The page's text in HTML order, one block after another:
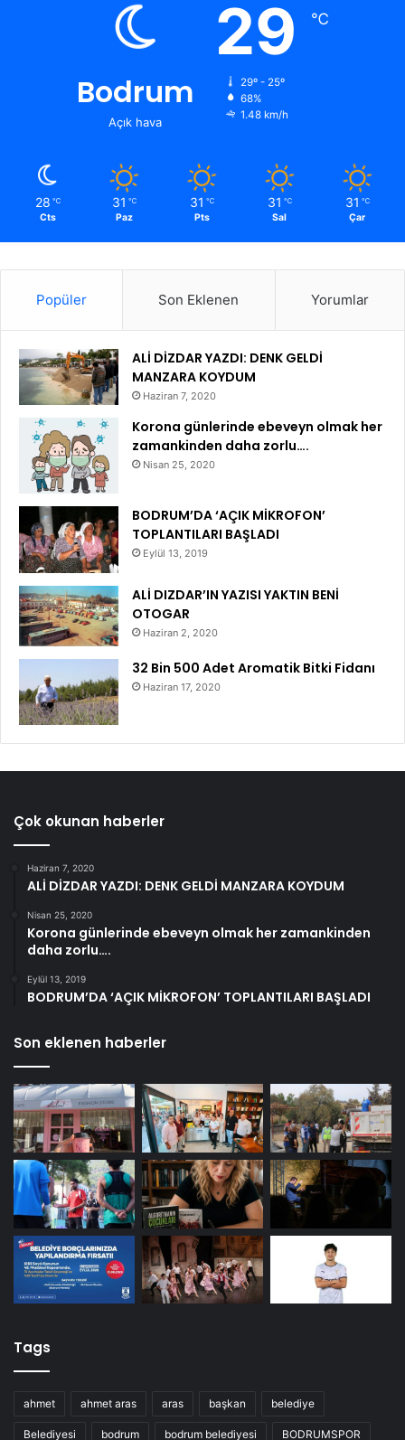
Bodrum
Açık hava
29 ℃
29º - 25º
68%
1.48 km/h
28 ℃
Cts
31 ℃
Paz
31 ℃
Pts
31 ℃
Sal
31 ℃
Çar
Popüler Son Eklenen Yorumlar
ALİ DİZDAR YAZDI: DENK GELDİ
MANZARA KOYDUM
Haziran 7, 2020
Korona günlerinde ebeveyn olmak her
zamankinden daha zorlu….
Nisan 25, 2020
BODRUM’DA ‘AÇIK MİKROFON’
TOPLANTILARI BAŞLADI
Eylül 13, 2019
ALİ DIZDAR’IN YAZISI YAKTIN BENİ
OTOGAR
Haziran 2, 2020
32 Bin 500 Adet Aromatik Bitki Fidanı
Haziran 17, 2020
Çok okunan haberler
Haziran 7, 2020
ALİ DİZDAR YAZDI: DENK GELDİ MANZARA KOYDUM
Nisan 25, 2020
Korona günlerinde ebeveyn olmak her zamankinden
daha zorlu….
Eylül 13, 2019
BODRUM’DA ‘AÇIK MİKROFON’ TOPLANTILARI BAŞLADI
Son eklenen haberler
Tags
ahmet ahmet aras aras başkan belediye
Belediyesi bodrum bodrum belediyesi BODRUMSPOR